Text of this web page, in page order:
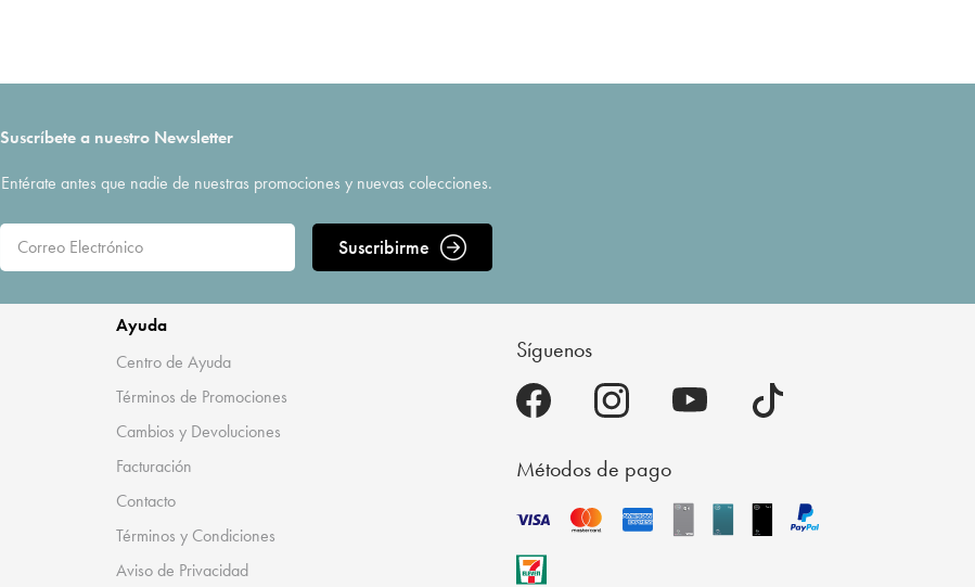
Suscríbete a nuestro Newsletter
Entérate antes que nadie de nuestras promociones y nuevas colecciones.
Suscribirme
Ayuda
Centro de Ayuda
Términos de Promociones
Cambios y Devoluciones
Facturación
Contacto
Términos y Condiciones
Aviso de Privacidad
Síguenos
Métodos de pago